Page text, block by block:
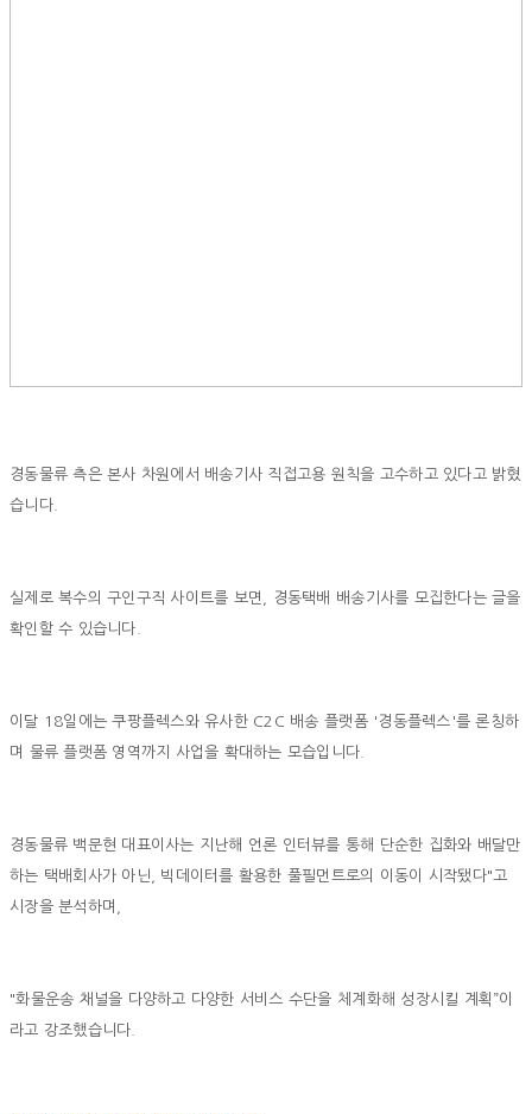
경동물류 측은 본사 차원에서 배송기사 직접고용 원칙을 고수하고 있다고 밝혔
습니다.
실제로 복수의 구인구직 사이트를 보면, 경동택배 배송기사를 모집한다는 글을
확인할 수 있습니다.
이달 18일에는 쿠팡플렉스와 유사한 C2C 배송 플랫폼 '경동플렉스'를 론칭하
며 물류 플랫폼 영역까지 사업을 확대하는 모습입니다.
경동물류 백문현 대표이사는 지난해 언론 인터뷰를 통해 단순한 집화와 배달만
하는 택배회사가 아닌, 빅데이터를 활용한 풀필먼트로의 이동이 시작됐다"고
시장을 분석하며,
"화물운송 채널을 다양하고 다양한 서비스 수단을 체계화해 성장시킬 계획”이
라고 강조했습니다.